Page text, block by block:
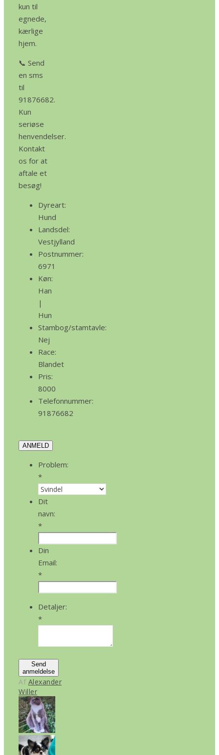
kun til
egnede,
kærlige
hjem.
📞 Send
en sms
til
91876682.
Kun
seriøse
henvendelser.
Kontakt
os for at
aftale et
besøg!
Dyreart:
Hund
Landsdel:
Vestjylland
Postnummer:
6971
Køn:
Han
|
Hun
Stambog/stamtavle:
Nej
Race:
Blandet
Pris:
8000
Telefonnummer:
91876682
ANMELD
Problem:
*
Dit
navn:
*
Din
Email:
*
Detaljer:
*
Send
anmeldelse
Af Alexander
Willer